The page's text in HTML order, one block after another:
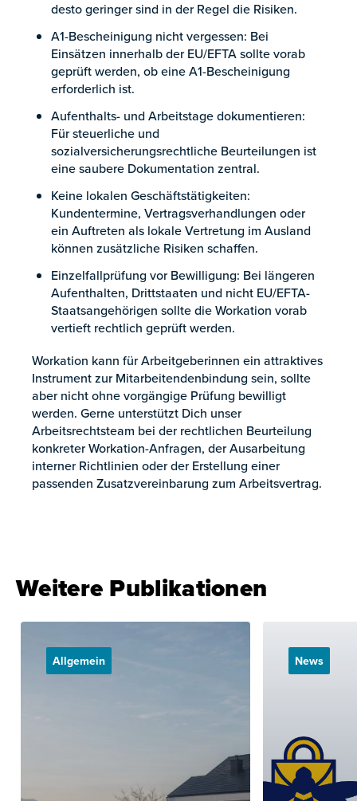
desto geringer sind in der Regel die Risiken.
A1-Bescheinigung nicht vergessen: Bei
Einsätzen innerhalb der EU/EFTA sollte vorab
geprüft werden, ob eine A1-Bescheinigung
erforderlich ist.
Aufenthalts- und Arbeitstage dokumentieren:
Für steuerliche und
sozialversicherungsrechtliche Beurteilungen ist
eine saubere Dokumentation zentral.
Keine lokalen Geschäftstätigkeiten:
Kundentermine, Vertragsverhandlungen oder
ein Auftreten als lokale Vertretung im Ausland
können zusätzliche Risiken schaffen.
Einzelfallprüfung vor Bewilligung: Bei längeren
Aufenthalten, Drittstaaten und nicht EU/EFTA-
Staatsangehörigen sollte die Workation vorab
vertieft rechtlich geprüft werden.
Workation kann für Arbeitgeberinnen ein attraktives
Instrument zur Mitarbeitendenbindung sein, sollte
aber nicht ohne vorgängige Prüfung bewilligt
werden. Gerne unterstützt Dich unser
Arbeitsrechtsteam bei der rechtlichen Beurteilung
konkreter Workation-Anfragen, der Ausarbeitung
interner Richtlinien oder der Erstellung einer
passenden Zusatzvereinbarung zum Arbeitsvertrag.
Weitere Publikationen
Allgemein News